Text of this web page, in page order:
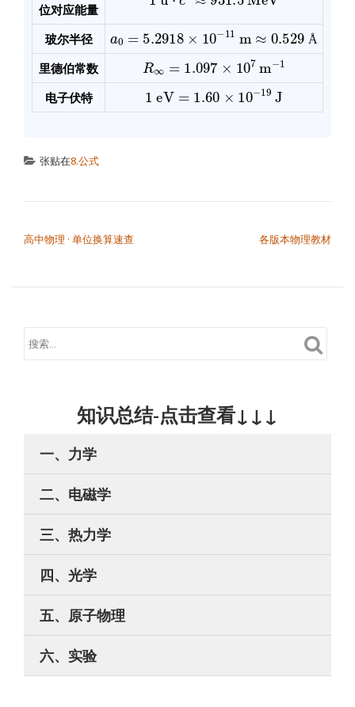
位对应能量
玻尔半径 Å
a0=5.2918×10−11 m≈0.529 Å
里德伯常数
R∞=1.097×107 m−1
电子伏特
1 eV=1.60×10−19 J
张贴在8.公式
高中物理 · 单位换算速查 各版本物理教材
知识总结-点击查看↓↓↓
一、力学
二、电磁学
三、热力学
四、光学
五、原子物理
六、实验